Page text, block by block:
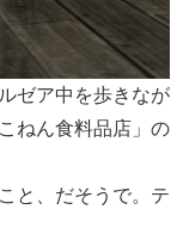
ゼア中を歩きなが
ねん食料品店」の
と、だそうで。テ